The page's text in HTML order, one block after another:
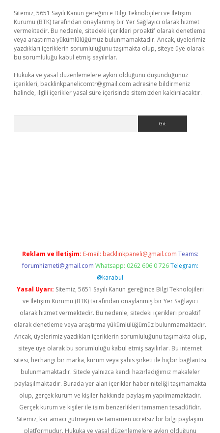
Sitemiz, 5651 Sayılı Kanun gereğince Bilgi Teknolojileri ve İletişim
Kurumu (BTK) tarafından onaylanmış bir Yer Sağlayıcı olarak hizmet
vermektedir. Bu nedenle, sitedeki içerikleri proaktif olarak denetleme
veya araştırma yükümlülüğümüz bulunmamaktadır. Ancak, üyelerimiz
yazdıkları içeriklerin sorumluluğunu taşımakta olup, siteye üye olarak
bu sorumluluğu kabul etmiş sayılırlar.
Hukuka ve yasal düzenlemelere aykırı olduğunu düşündüğünüz
içerikleri, backlinkpanelicomtr@gmail.com adresine bildirmeniz
halinde, ilgili içerikler yasal süre içerisinde sitemizden kaldırılacaktır.
Reklam ve İletişim: E-mail: backlinkpaneli@gmail.com Teams:
forumhizmeti@gmail.com Whatsapp: 0262 606 0 726 Telegram:
@karabul
Yasal Uyarı: Sitemiz, 5651 Sayılı Kanun gereğince Bilgi Teknolojileri
ve İletişim Kurumu (BTK) tarafından onaylanmış bir Yer Sağlayıcı
olarak hizmet vermektedir. Bu nedenle, sitedeki içerikleri proaktif
olarak denetleme veya araştırma yükümlülüğümüz bulunmamaktadır.
Ancak, üyelerimiz yazdıkları içeriklerin sorumluluğunu taşımakta olup,
siteye üye olarak bu sorumluluğu kabul etmiş sayılırlar. Bu internet
sitesi, herhangi bir marka, kurum veya şahıs şirketi ile hiçbir bağlantısı
bulunmamaktadır. Sitede yalnızca kendi hazırladığımız makaleler
paylaşılmaktadır. Burada yer alan içerikler haber niteliği taşımamakta
olup, gerçek kurum ve kişiler hakkında paylaşım yapılmamaktadır.
Gerçek kurum ve kişiler ile isim benzerlikleri tamamen tesadüfidir.
Sitemiz, kar amacı gütmeyen ve tamamen ücretsiz bir bilgi paylaşım
platformudur. Hukuka ve yasal düzenlemelere aykırı olduğunu